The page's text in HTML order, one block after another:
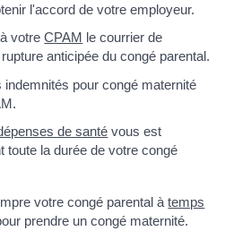
l'accord de votre employeur.
votreCPAM le courrier de
anticipée du congé parental.
pour congé maternité
de santé vous est
toute la durée de votre congé
votre congé parental àtemps
prendre un congé maternité.